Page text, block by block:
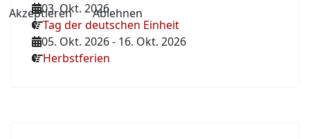
03. Okt. 2026
Tag der deutschen Einheit
05. Okt. 2026- 16. Okt. 2026
Herbstferien
Akzeptieren
Ablehnen